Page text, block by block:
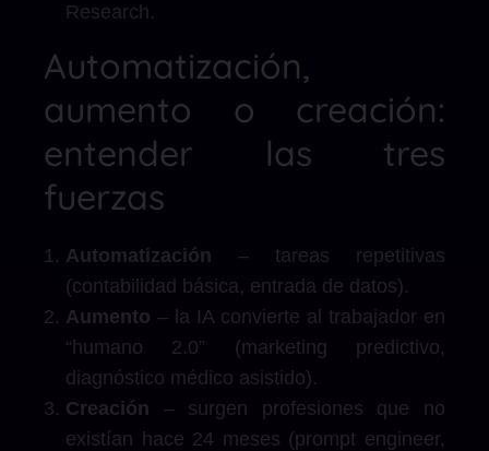
Research.
Automatización,
aumento o creación:
entender las tres
fuerzas
Automatización – tareas repetitivas
(contabilidad básica, entrada de datos).
Aumento – la IA convierte al trabajador en
“humano 2.0” (marketing predictivo,
diagnóstico médico asistido).
Creación – surgen profesiones que no
existían hace 24 meses (prompt engineer,